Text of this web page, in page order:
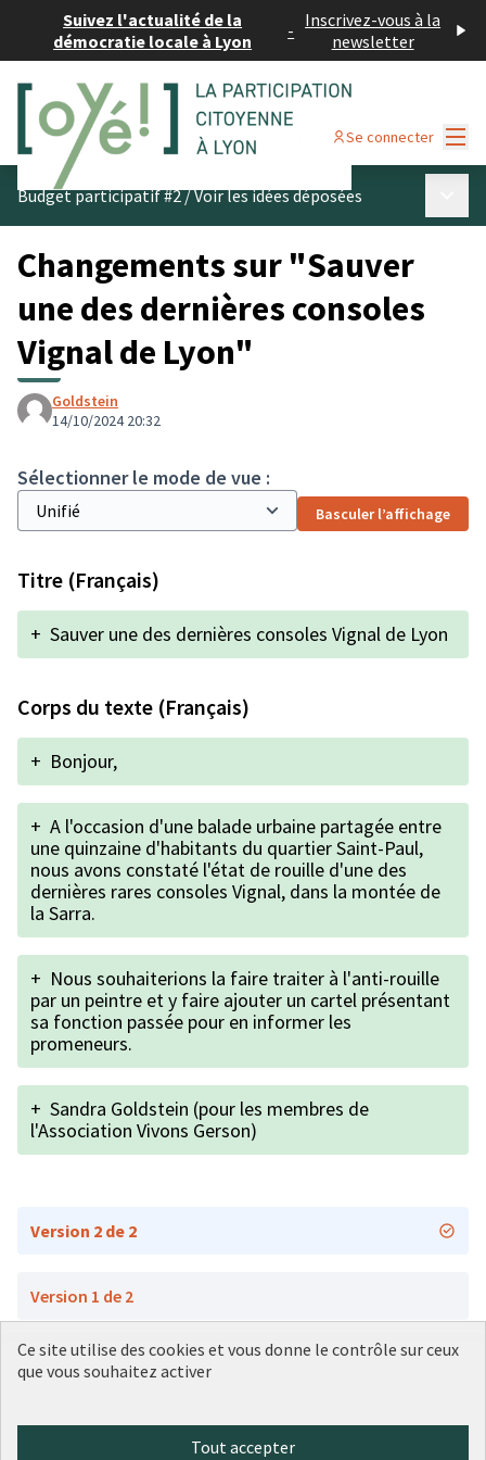
Suivez l'actualité de la
démocratie locale à Lyon
- Inscrivez-vous à la
newsletter
Se connecter
Budget participatif #2/Voir les idées déposées
Changements sur "Sauver
une des dernières consoles
Vignal de Lyon"
Goldstein
14/10/2024 20:32
Sélectionner le mode de vue :
Basculer l’affichage
Titre (Français)
+ Sauver une des dernières consoles Vignal de Lyon
Corps du texte (Français)
+ Bonjour,
+ A l'occasion d'une balade urbaine partagée entre
une quinzaine d'habitants du quartier Saint-Paul,
nous avons constaté l'état de rouille d'une des
dernières rares consoles Vignal, dans la montée de
la Sarra.
+ Nous souhaiterions la faire traiter à l'anti-rouille
par un peintre et y faire ajouter un cartel présentant
sa fonction passée pour en informer les
promeneurs.
+ Sandra Goldstein (pour les membres de
l'Association Vivons Gerson)
Version 2 de 2
Version 1 de 2
Ce site utilise des cookies et vous donne le contrôle sur ceux
que vous souhaitez activer
Tout accepter